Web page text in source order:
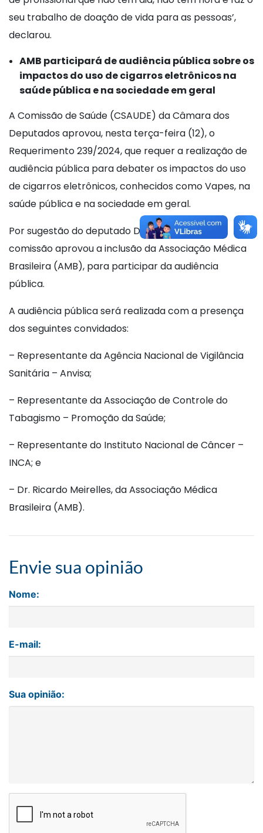
seu trabalho de doação de vida para as pessoas’,
declarou.
AMB participará de audiência pública sobre os
impactos do uso de cigarros eletrônicos na
saúde pública e na sociedade em geral
A Comissão de Saúde (CSAUDE) da Câmara dos
Deputados aprovou, nesta terça-feira (12), o
Requerimento 239/2024, que requer a realização de
audiência pública para debater os impactos do uso
de cigarros eletrônicos, conhecidos como Vapes, na
saúde pública e na sociedade em geral.
Por sugestão do deputado Dr. Zacharias Calil, a
comissão aprovou a inclusão da Associação Médica
Brasileira (AMB), para participar da audiência
pública.
A audiência pública será realizada com a presença
dos seguintes convidados:
– Representante da Agência Nacional de Vigilância
Sanitária – Anvisa;
– Representante da Associação de Controle do
Tabagismo – Promoção da Saúde;
– Representante do Instituto Nacional de Câncer –
INCA; e
– Dr. Ricardo Meirelles, da Associação Médica
Brasileira (AMB).
Envie sua opinião
Nome:
E-mail:
Sua opinião: